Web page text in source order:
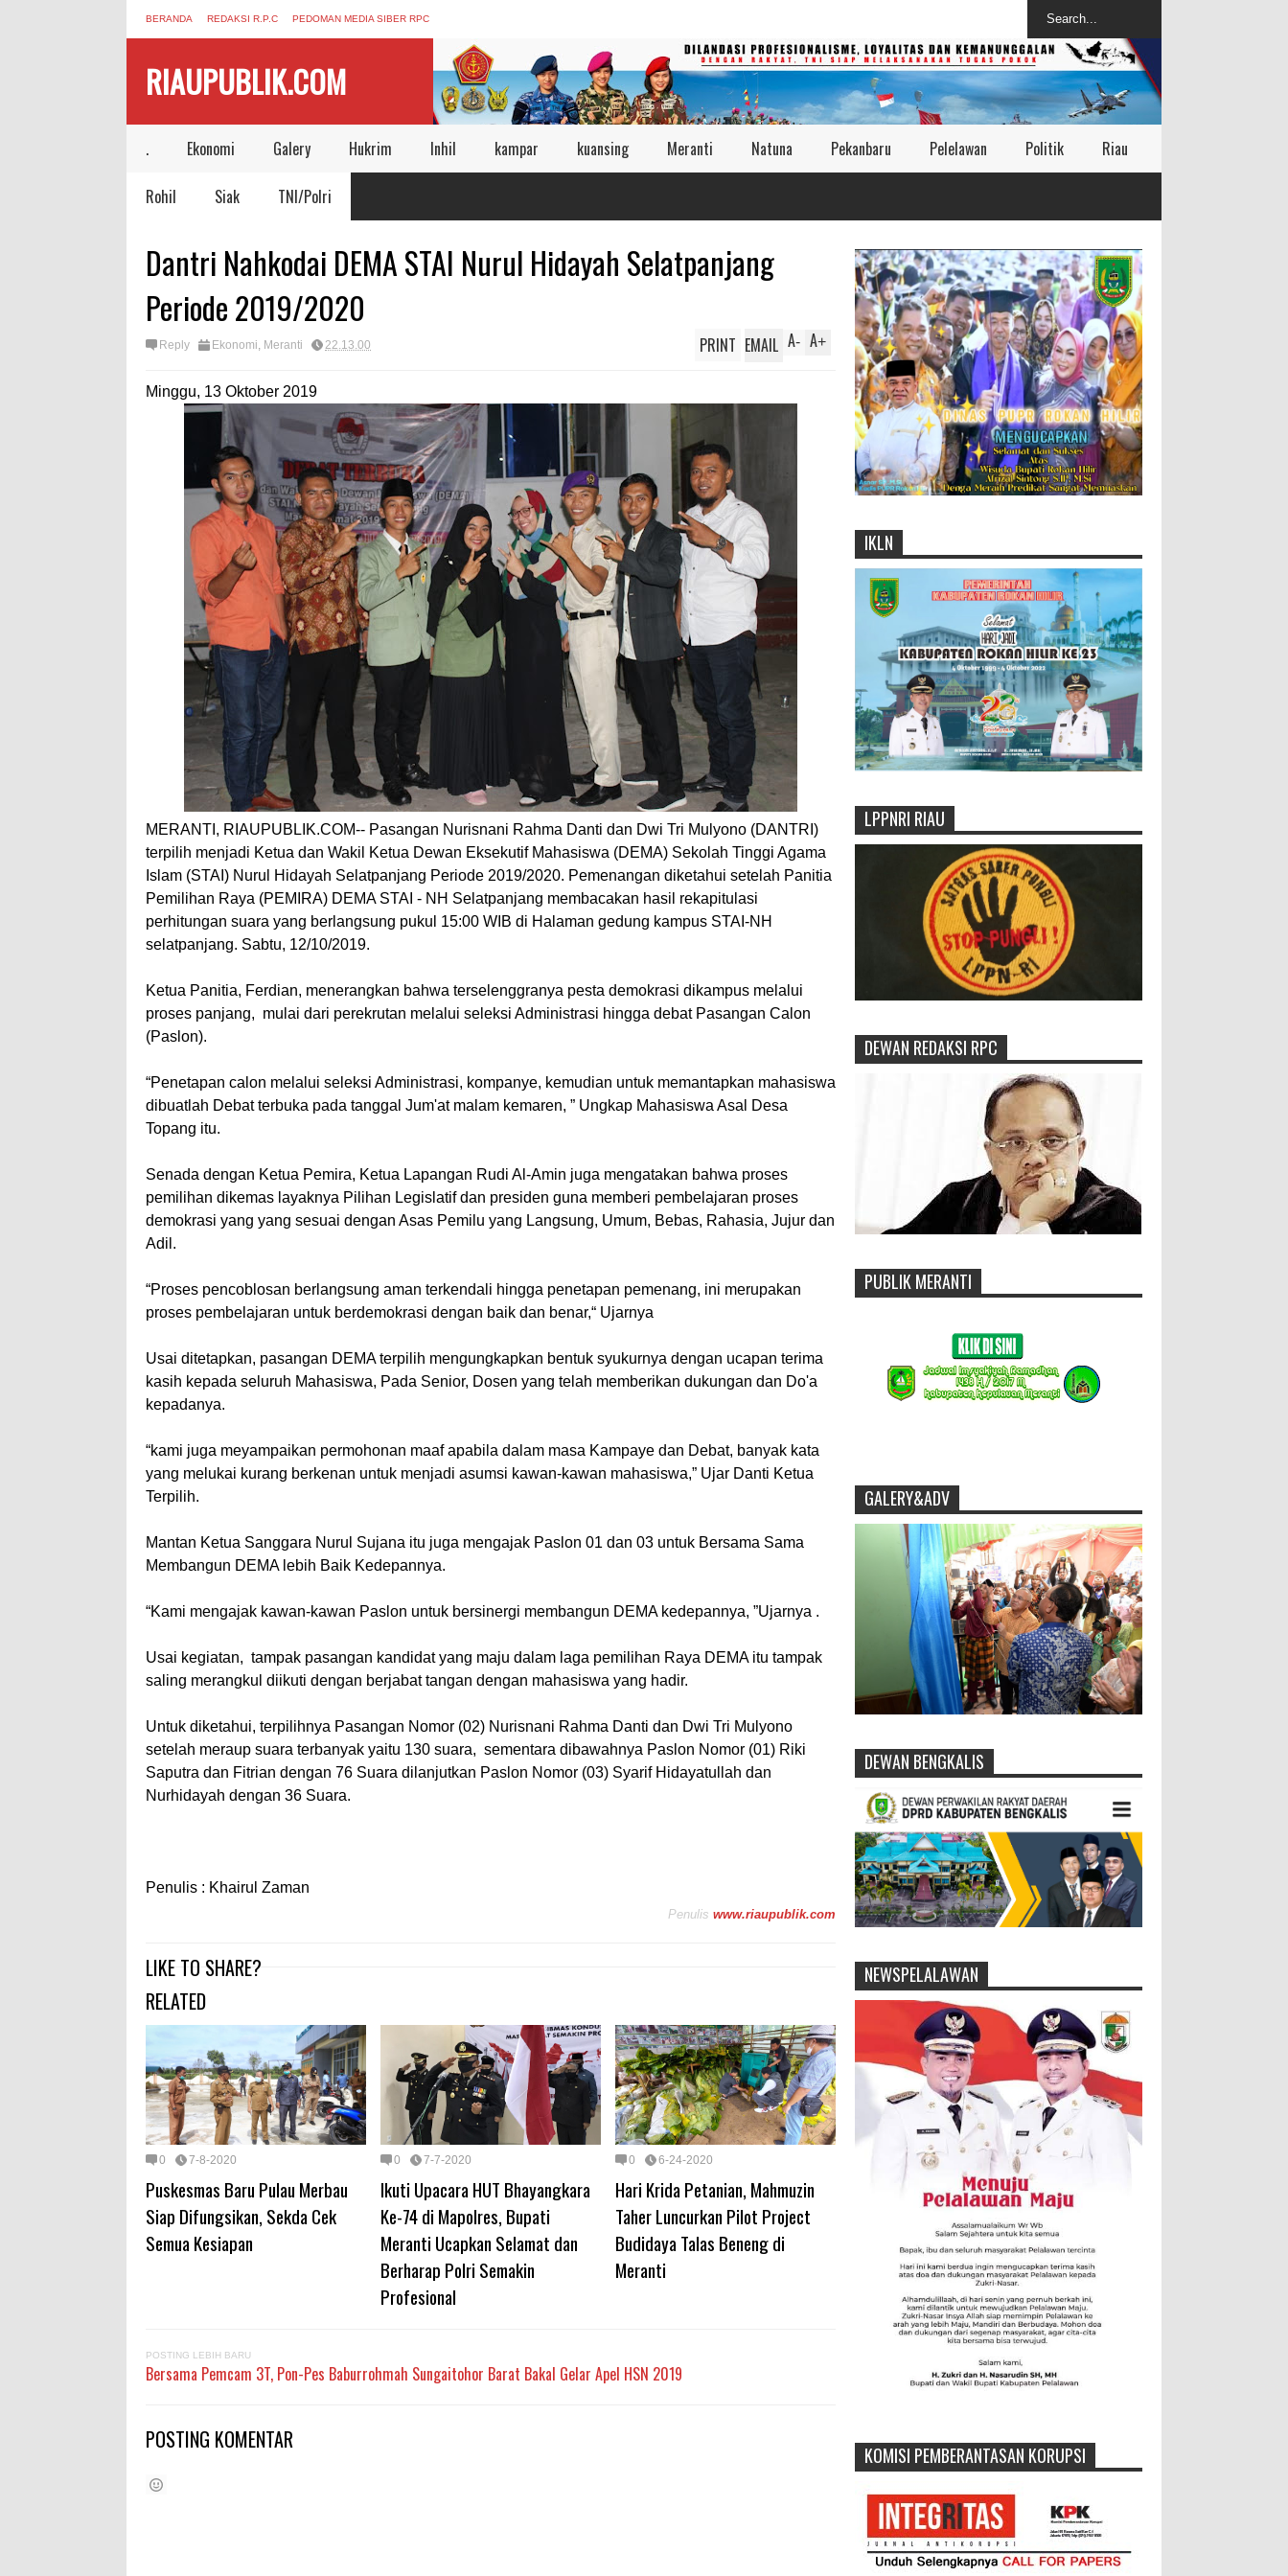
BERANDA REDAKSI R.P.C PEDOMAN MEDIA SIBER RPC
RIAUPUBLIK.COM
. Ekonomi Galery Hukrim Inhil kampar kuansing Meranti Natuna Pekanbaru Pelelawan Politik Riau
Rohil Siak TNI/Polri
Dantri Nahkodai DEMA STAI Nurul Hidayah Selatpanjang
Periode 2019/2020
Reply Ekonomi, Meranti 22.13.00 A+
A-
PRINT EMAIL
Minggu, 13 Oktober 2019
MERANTI, RIAUPUBLIK.COM-- Pasangan Nurisnani Rahma Danti dan Dwi Tri Mulyono (DANTRI)
terpilih menjadi Ketua dan Wakil Ketua Dewan Eksekutif Mahasiswa (DEMA) Sekolah Tinggi Agama
Islam (STAI) Nurul Hidayah Selatpanjang Periode 2019/2020. Pemenangan diketahui setelah Panitia
Pemilihan Raya (PEMIRA) DEMA STAI - NH Selatpanjang membacakan hasil rekapitulasi
perhitungan suara yang berlangsung pukul 15:00 WIB di Halaman gedung kampus STAI-NH
selatpanjang. Sabtu, 12/10/2019.
Ketua Panitia, Ferdian, menerangkan bahwa terselenggranya pesta demokrasi dikampus melalui
proses panjang, mulai dari perekrutan melalui seleksi Administrasi hingga debat Pasangan Calon
(Paslon).
“Penetapan calon melalui seleksi Administrasi, kompanye, kemudian untuk memantapkan mahasiswa
dibuatlah Debat terbuka pada tanggal Jum'at malam kemaren, ” Ungkap Mahasiswa Asal Desa
Topang itu.
Senada dengan Ketua Pemira, Ketua Lapangan Rudi Al-Amin juga mengatakan bahwa proses
pemilihan dikemas layaknya Pilihan Legislatif dan presiden guna memberi pembelajaran proses
demokrasi yang yang sesuai dengan Asas Pemilu yang Langsung, Umum, Bebas, Rahasia, Jujur dan
Adil.
“Proses pencoblosan berlangsung aman terkendali hingga penetapan pemenang, ini merupakan
proses pembelajaran untuk berdemokrasi dengan baik dan benar,“ Ujarnya
Usai ditetapkan, pasangan DEMA terpilih mengungkapkan bentuk syukurnya dengan ucapan terima
kasih kepada seluruh Mahasiswa, Pada Senior, Dosen yang telah memberikan dukungan dan Do'a
kepadanya.
“kami juga meyampaikan permohonan maaf apabila dalam masa Kampaye dan Debat, banyak kata
yang melukai kurang berkenan untuk menjadi asumsi kawan-kawan mahasiswa,” Ujar Danti Ketua
Terpilih.
Mantan Ketua Sanggara Nurul Sujana itu juga mengajak Paslon 01 dan 03 untuk Bersama Sama
Membangun DEMA lebih Baik Kedepannya.
“Kami mengajak kawan-kawan Paslon untuk bersinergi membangun DEMA kedepannya, ”Ujarnya .
Usai kegiatan, tampak pasangan kandidat yang maju dalam laga pemilihan Raya DEMA itu tampak
saling merangkul diikuti dengan berjabat tangan dengan mahasiswa yang hadir.
Untuk diketahui, terpilihnya Pasangan Nomor (02) Nurisnani Rahma Danti dan Dwi Tri Mulyono
setelah meraup suara terbanyak yaitu 130 suara, sementara dibawahnya Paslon Nomor (01) Riki
Saputra dan Fitrian dengan 76 Suara dilanjutkan Paslon Nomor (03) Syarif Hidayatullah dan
Nurhidayah dengan 36 Suara.
Penulis : Khairul Zaman
Penulis www.riaupublik.com
LIKE TO SHARE?
RELATED
0 7-8-2020
Puskesmas Baru Pulau Merbau
Siap Difungsikan, Sekda Cek
Semua Kesiapan
0 7-7-2020
Ikuti Upacara HUT Bhayangkara
Ke-74 di Mapolres, Bupati
Meranti Ucapkan Selamat dan
Berharap Polri Semakin
Profesional
0 6-24-2020
Hari Krida Petanian, Mahmuzin
Taher Luncurkan Pilot Project
Budidaya Talas Beneng di
Meranti
POSTING LEBIH BARU
Bersama Pemcam 3T, Pon-Pes Baburrohmah Sungaitohor Barat Bakal Gelar Apel HSN 2019
POSTING KOMENTAR
IKLN
LPPNRI RIAU
DEWAN REDAKSI RPC
PUBLIK MERANTI
GALERY&ADV
DEWAN BENGKALIS
NEWSPELALAWAN
KOMISI PEMBERANTASAN KORUPSI